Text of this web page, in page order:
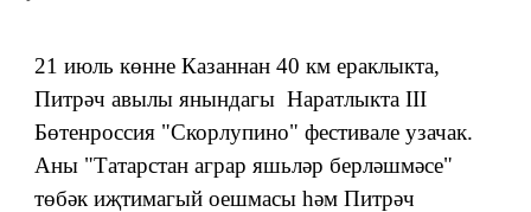
21 июль көнне Казаннан 40 км ераклыкта,
Питрәч авылы янындагы Наратлыкта III
Бөтенроссия "Скорлупино" фестивале узачак.
Аны "Татарстан аграр яшьләр берләшмәсе"
төбәк иҗтимагый оешмасы һәм Питрәч